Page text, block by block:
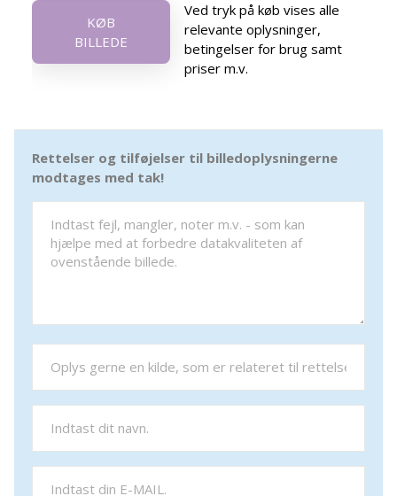
KØB
BILLEDE
Ved tryk på køb vises alle
relevante oplysninger,
betingelser for brug samt
priser m.v.
Rettelser og tilføjelser til billedoplysningerne
modtages med tak!